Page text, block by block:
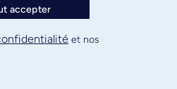
accepter
et nos